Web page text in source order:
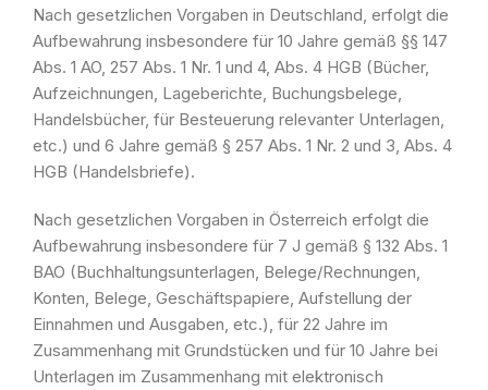
Nach gesetzlichen Vorgaben in Deutschland, erfolgt die
Aufbewahrung insbesondere für 10 Jahre gemäß §§ 147
Abs. 1 AO, 257 Abs. 1 Nr. 1 und 4, Abs. 4 HGB (Bücher,
Aufzeichnungen, Lageberichte, Buchungsbelege,
Handelsbücher, für Besteuerung relevanter Unterlagen,
etc.) und 6 Jahre gemäß § 257 Abs. 1 Nr. 2 und 3, Abs. 4
HGB (Handelsbriefe).
Nach gesetzlichen Vorgaben in Österreich erfolgt die
Aufbewahrung insbesondere für 7 J gemäß § 132 Abs. 1
BAO (Buchhaltungsunterlagen, Belege/Rechnungen,
Konten, Belege, Geschäftspapiere, Aufstellung der
Einnahmen und Ausgaben, etc.), für 22 Jahre im
Zusammenhang mit Grundstücken und für 10 Jahre bei
Unterlagen im Zusammenhang mit elektronisch